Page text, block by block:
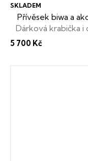
Přívěsek biwa a
Dárková krabička
SKLADEM
5 700 Kč